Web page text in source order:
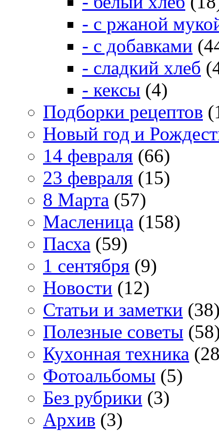
- с ржаной
- с добавками
- сладкий хлеб
- кексы (4)
Подборки рецептов
Новый год и
14 февраля (66)
23 февраля (15)
8 Марта (57)
Масленица (158)
Пасха (59)
1 сентября (9)
Новости (12)
Статьи и заметки
Полезные советы
Кухонная техника
Фотоальбомы (5)
Без рубрики (3)
Архив (3)